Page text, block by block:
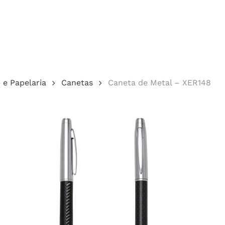
Papelaria Canetas Caneta de Metal – XER148